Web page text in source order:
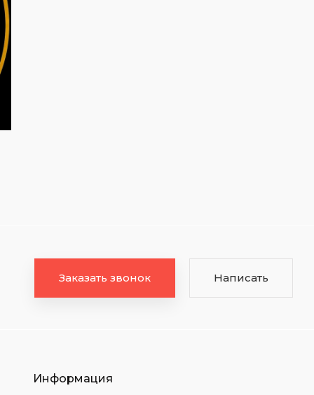
Заказать звонок Написать
Информация